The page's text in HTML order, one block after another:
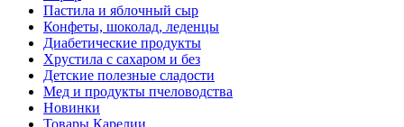
Пастила и яблочный сыр
Конфеты, шоколад, леденцы
Диабетические продукты
Хрустила с сахаром и без
Детские полезные сладости
Мед и продукты пчеловодства
Новинки
Товары Карелии